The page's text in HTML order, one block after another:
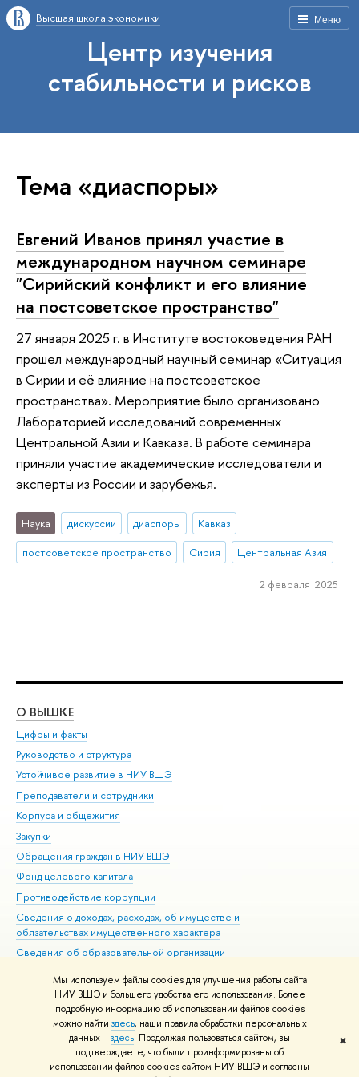
Мы используем файлы cookies для улучшения работы сайта
НИУ ВШЭ и большего удобства его использования. Более
подробную информацию об использовании файлов cookies
можно найти здесь, наши правила обработки персональных
данных –здесь. Продолжая пользоваться сайтом, вы
подтверждаете, что были проинформированы об
использовании файлов cookies сайтом НИУ ВШЭ и согласны
✖
Меню
Высшая школа экономики
Центр изучения
стабильности и рисков
Тема «диаспоры»
Евгений Иванов принял участие в
международном научном семинаре
"Сирийский конфликт и его влияние
на постсоветское пространство"
27 января 2025 г. в Институте востоковедения РАН
прошел международный научный семинар «Ситуация
в Сирии и её влияние на постсоветское
пространства». Мероприятие было организовано
Лабораторией исследований современных
Центральной Азии и Кавказа. В работе семинара
приняли участие академические исследователи и
эксперты из России и зарубежья.
Наука дискуссии диаспоры
Кавказ
постсоветское пространство
Сирия Центральная Азия
2 февраля 2025
О ВЫШКЕ
Цифры и факты
Руководство и структура
Устойчивое развитие в НИУ ВШЭ
Преподаватели и сотрудники
Корпуса и общежития
Закупки
Обращения граждан в НИУ ВШЭ
Фонд целевого капитала
Противодействие коррупции
Сведения о доходах, расходах, об имуществе и
обязательствах имущественного характера
Сведения об образовательной организации
Людям с ограниченными возможностями здоровья
Единая платежная страница
Работа в Вышке
© НИУ ВШЭ 1993–2026 Адреса и контакты Условия использования